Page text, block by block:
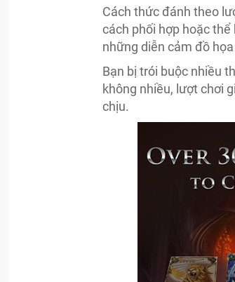
Cách thức đánh theo
cách phối hợp hoặc
những diễn cảm đồ
Bạn bị trói buộc nhiều
không nhiều, lượt chơi
chịu.